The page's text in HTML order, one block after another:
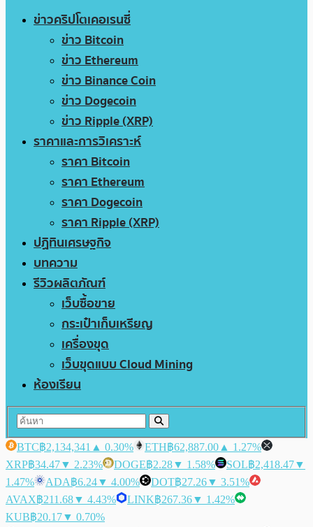
ข่าวคริปโตเคอเรนซี่
ข่าว Bitcoin
ข่าว Ethereum
ข่าว Binance Coin
ข่าว Dogecoin
ข่าว Ripple (XRP)
ราคาและการวิเคราะห์
ราคา Bitcoin
ราคา Ethereum
ราคา Dogecoin
ราคา Ripple (XRP)
ปฏิทินเศรษฐกิจ
บทความ
รีวิวผลิตภัณฑ์
เว็บซื้อขาย
กระเป๋าเก็บเหรียญ
เครื่องขุด
เว็บขุดแบบ Cloud Mining
ห้องเรียน
BTC฿2,134,341 ▲ 0.30% ETH฿62,887.00 ▲ 1.27%
XRP฿34.47▼ 2.23% DOGE฿2.28▼ 1.58% SOL฿2,418.47▼
1.47%
ADA฿6.24▼ 4.00% DOT฿27.26▼ 3.51%
AVAX฿211.68▼ 4.43% LINK฿267.36▼ 1.42%
KUB฿20.17▼ 0.70%